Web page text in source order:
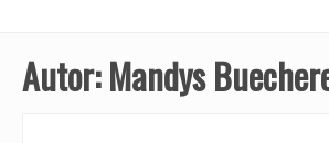
Autor:Mandys